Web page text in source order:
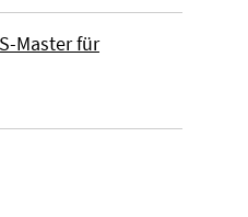
Master für